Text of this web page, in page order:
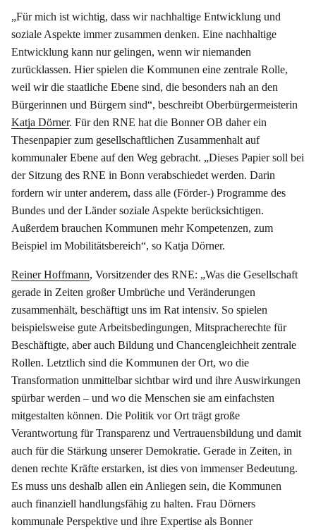
„Für mich ist wichtig, dass wir nachhaltige Entwicklung und
soziale Aspekte immer zusammen denken. Eine nachhaltige
Entwicklung kann nur gelingen, wenn wir niemanden
zurücklassen. Hier spielen die Kommunen eine zentrale Rolle,
weil wir die staatliche Ebene sind, die besonders nah an den
Bürgerinnen und Bürgern sind“, beschreibt Oberbürgermeisterin
Katja Dörner. Für den RNE hat die Bonner OB daher ein
Thesenpapier zum gesellschaftlichen Zusammenhalt auf
kommunaler Ebene auf den Weg gebracht. „Dieses Papier soll bei
der Sitzung des RNE in Bonn verabschiedet werden. Darin
fordern wir unter anderem, dass alle (Förder-) Programme des
Bundes und der Länder soziale Aspekte berücksichtigen.
Außerdem brauchen Kommunen mehr Kompetenzen, zum
Beispiel im Mobilitätsbereich“, so Katja Dörner.
Reiner Hoffmann, Vorsitzender des RNE: „Was die Gesellschaft
gerade in Zeiten großer Umbrüche und Veränderungen
zusammenhält, beschäftigt uns im Rat intensiv. So spielen
beispielsweise gute Arbeitsbedingungen, Mitspracherechte für
Beschäftigte, aber auch Bildung und Chancengleichheit zentrale
Rollen. Letztlich sind die Kommunen der Ort, wo die
Transformation unmittelbar sichtbar wird und ihre Auswirkungen
spürbar werden – und wo die Menschen sie am einfachsten
mitgestalten können. Die Politik vor Ort trägt große
Verantwortung für Transparenz und Vertrauensbildung und damit
auch für die Stärkung unserer Demokratie. Gerade in Zeiten, in
denen rechte Kräfte erstarken, ist dies von immenser Bedeutung.
Es muss uns deshalb allen ein Anliegen sein, die Kommunen
auch finanziell handlungsfähig zu halten. Frau Dörners
kommunale Perspektive und ihre Expertise als Bonner